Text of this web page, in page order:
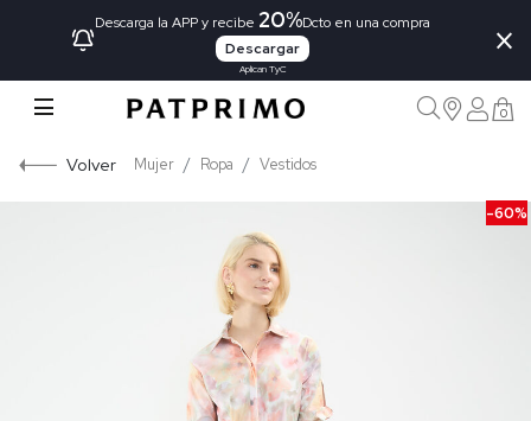
Descarga la APP y recibe 20%Dcto en una compra
Descargar
Aplican TyC
×
0
Volver Mujer Ropa Vestidos
-60%